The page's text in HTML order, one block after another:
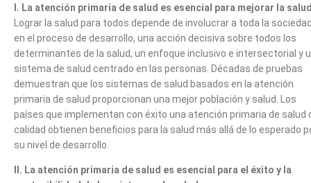
I. La atención primaria de salud es esencial para mejorar la
Lograr la salud para todos depende de involucrar a toda la
en el proceso de desarrollo, una acción decisiva sobre todos los
determinantes de la salud, un enfoque inclusivo e intersectorial y
sistema de salud centrado en las personas. Décadas de pruebas
demuestran que los sistemas de salud basados ​​en la atención
primaria de salud proporcionan una mejor población y salud. Los
países que implementan con éxito una atención primaria de salud
calidad obtienen beneficios para la salud más allá de lo esperado
su nivel de desarrollo.
II. La atención primaria de salud es esencial para el éxito y la